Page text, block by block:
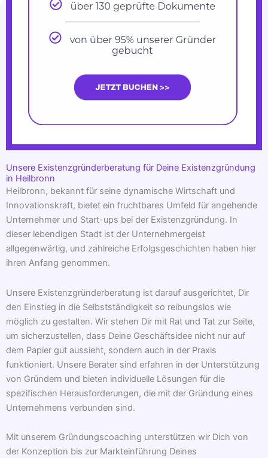
Unsere Existenzgründerberatung für Deine Existenzgründung
in Heilbronn
Heilbronn, bekannt für seine dynamische Wirtschaft und
Innovationskraft, bietet ein fruchtbares Umfeld für angehende
Unternehmer und Start-ups bei der Existenzgründung. In
dieser lebendigen Stadt ist der Unternehmergeist
allgegenwärtig, und zahlreiche Erfolgsgeschichten haben hier
ihren Anfang genommen.
Unsere Existenzgründerberatung ist darauf ausgerichtet, Dir
den Einstieg in die Selbstständigkeit so reibungslos wie
möglich zu gestalten. Wir stehen Dir mit Rat und Tat zur Seite,
um sicherzustellen, dass Deine Geschäftsidee nicht nur auf
dem Papier gut aussieht, sondern auch in der Praxis
funktioniert. Unsere Berater sind erfahren in der Unterstützung
von Gründern und bieten individuelle Lösungen für die
spezifischen Herausforderungen, die mit der Gründung eines
Unternehmens verbunden sind.
Mit unserem Gründungscoaching unterstützen wir Dich von
der Konzeption bis zur Markteinführung Deines